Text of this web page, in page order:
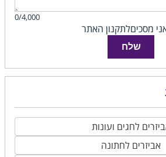
0/4,000
מסכיםלתקנון האתר
שלח
לחגים ועונות
אביזרים לחתונה